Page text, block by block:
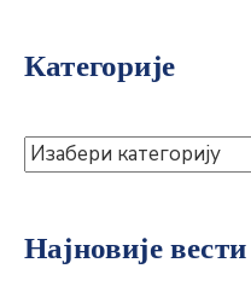
Категорије
Најновије вести